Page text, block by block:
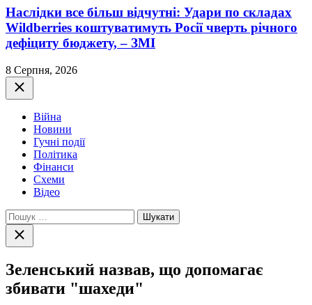
Наслідки все більш відчутні: Удари по складах
Wildberries коштуватимуть Росії чверть річного
дефіциту бюджету, – ЗМІ
8 Серпня, 2026
Закрити
Війна
Новини
Гучні події
Політика
Фінанси
Схеми
Відео
Пошук:
Закрити
пошук
Зеленський назвав, що допомагає
збивати "шахеди"